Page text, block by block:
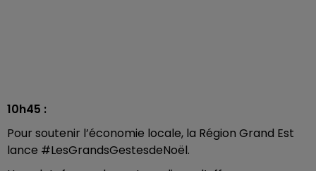
10h45 :
Pour soutenir l’économie locale, la Région Grand Est
lance #LesGrandsGestesdeNoël.